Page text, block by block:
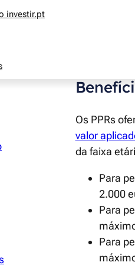
investir.pt
Os PPRs
valor
da faixa
Para
2.000
Para
Para